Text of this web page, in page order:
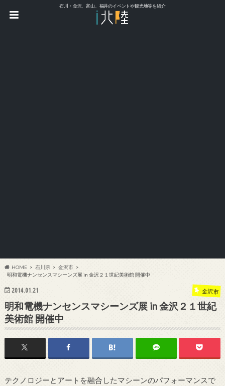
石川・金沢、富山、福井のイベントや観光地等を紹介
HOME 石川県
金沢市
明和電機ナンセンスマシーンズ展 in 金沢２１世紀美術館 開催中
2014.01.21 金沢市
明和電機ナンセンスマシーンズ展 in 金沢２１世紀
美術館 開催中
テクノロジーとアートを融合したマシーンのパフォーマンスで